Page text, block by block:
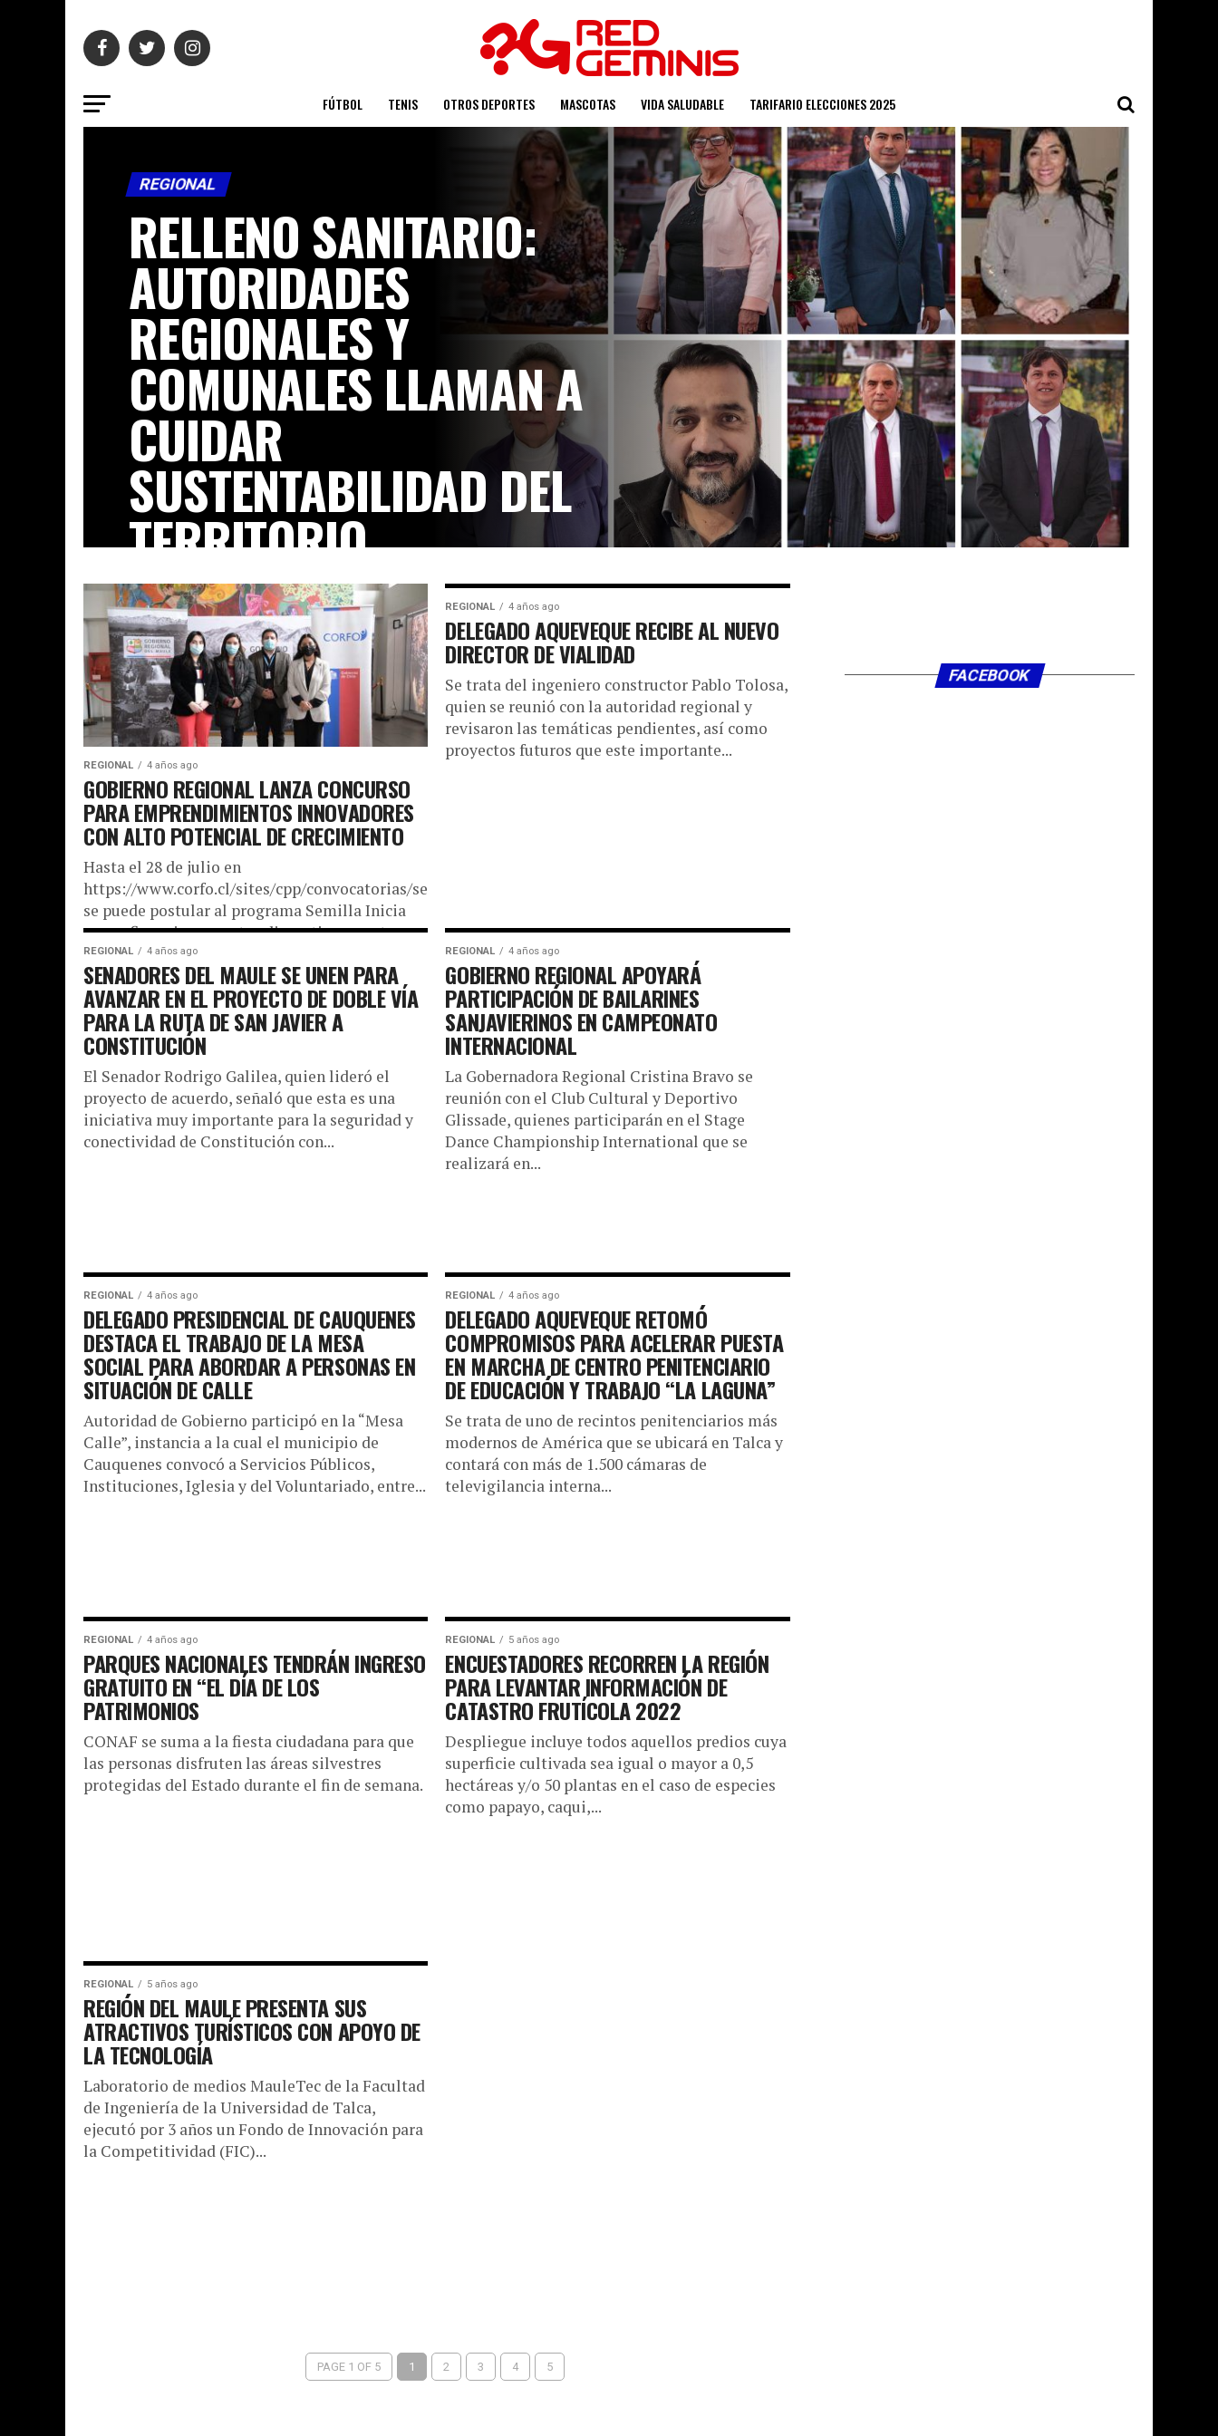
FÚTBOL TENIS OTROS DEPORTES MASCOTAS VIDA SALUDABLE TARIFARIO ELECCIONES 2025
REGIONAL
RELLENO SANITARIO:
AUTORIDADES
REGIONALES Y
COMUNALES LLAMAN A
CUIDAR
SUSTENTABILIDAD DEL
TERRITORIO
Se mostraron en contra de la reactivación del polémico
proyecto, emplazado en el límite de las comunas de Villa Alegre,...
REGIONAL 4 años ago
GOBIERNO REGIONAL LANZA CONCURSO
PARA EMPRENDIMIENTOS INNOVADORES
CON ALTO POTENCIAL DE CRECIMIENTO
Hasta el 28 de julio en
https://www.corfo.cl/sites/cpp/convocatorias/semilla_inicia_maule
se puede postular al programa Semilla Inicia
que cofinancia proyectos disruptivos en etapa
temprana. La iniciativa será ejecutada por...
REGIONAL 4 años ago
DELEGADO AQUEVEQUE RECIBE AL NUEVO
DIRECTOR DE VIALIDAD
Se trata del ingeniero constructor Pablo Tolosa,
quien se reunió con la autoridad regional y
revisaron las temáticas pendientes, así como
proyectos futuros que este importante...
REGIONAL 4 años ago
SENADORES DEL MAULE SE UNEN PARA
AVANZAR EN EL PROYECTO DE DOBLE VÍA
PARA LA RUTA DE SAN JAVIER A
CONSTITUCIÓN
El Senador Rodrigo Galilea, quien lideró el
proyecto de acuerdo, señaló que esta es una
iniciativa muy importante para la seguridad y
conectividad de Constitución con...
REGIONAL 4 años ago
GOBIERNO REGIONAL APOYARÁ
PARTICIPACIÓN DE BAILARINES
SANJAVIERINOS EN CAMPEONATO
INTERNACIONAL
La Gobernadora Regional Cristina Bravo se
reunión con el Club Cultural y Deportivo
Glissade, quienes participarán en el Stage
Dance Championship International que se
realizará en...
REGIONAL 4 años ago
DELEGADO PRESIDENCIAL DE CAUQUENES
DESTACA EL TRABAJO DE LA MESA
SOCIAL PARA ABORDAR A PERSONAS EN
SITUACIÓN DE CALLE
Autoridad de Gobierno participó en la “Mesa
Calle”, instancia a la cual el municipio de
Cauquenes convocó a Servicios Públicos,
Instituciones, Iglesia y del Voluntariado, entre...
REGIONAL 4 años ago
DELEGADO AQUEVEQUE RETOMÓ
COMPROMISOS PARA ACELERAR PUESTA
EN MARCHA DE CENTRO PENITENCIARIO
DE EDUCACIÓN Y TRABAJO “LA LAGUNA”
Se trata de uno de recintos penitenciarios más
modernos de América que se ubicará en Talca y
contará con más de 1.500 cámaras de
televigilancia interna...
REGIONAL 4 años ago
PARQUES NACIONALES TENDRÁN INGRESO
GRATUITO EN “EL DÍA DE LOS
PATRIMONIOS
CONAF se suma a la fiesta ciudadana para que
las personas disfruten las áreas silvestres
protegidas del Estado durante el fin de semana.
REGIONAL 5 años ago
ENCUESTADORES RECORREN LA REGIÓN
PARA LEVANTAR INFORMACIÓN DE
CATASTRO FRUTÍCOLA 2022
Despliegue incluye todos aquellos predios cuya
superficie cultivada sea igual o mayor a 0,5
hectáreas y/o 50 plantas en el caso de especies
como papayo, caqui,...
REGIONAL 5 años ago
REGIÓN DEL MAULE PRESENTA SUS
ATRACTIVOS TURÍSTICOS CON APOYO DE
LA TECNOLOGÍA
Laboratorio de medios MauleTec de la Facultad
de Ingeniería de la Universidad de Talca,
ejecutó por 3 años un Fondo de Innovación para
la Competitividad (FIC)...
PAGE 1 OF 5 1 2 3 4 5
FACEBOOK